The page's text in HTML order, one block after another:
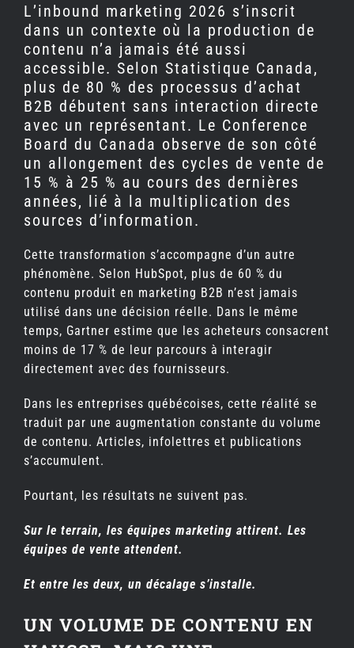
L’inbound marketing 2026 s’inscrit
dans un contexte où la production de
contenu n’a jamais été aussi
accessible. Selon Statistique Canada,
plus de 80 % des processus d’achat
B2B débutent sans interaction directe
avec un représentant. Le Conference
Board du Canada observe de son côté
un allongement des cycles de vente de
15 % à 25 % au cours des dernières
années, lié à la multiplication des
sources d’information.
Cette transformation s’accompagne d’un autre
phénomène. Selon HubSpot, plus de 60 % du
contenu produit en marketing B2B n’est jamais
utilisé dans une décision réelle. Dans le même
temps, Gartner estime que les acheteurs consacrent
moins de 17 % de leur parcours à interagir
directement avec des fournisseurs.
Dans les entreprises québécoises, cette réalité se
traduit par une augmentation constante du volume
de contenu. Articles, infolettres et publications
s’accumulent.
Pourtant, les résultats ne suivent pas.
Sur le terrain, les équipes marketing attirent. Les
équipes de vente attendent.
Et entre les deux, un décalage s’installe.
UN VOLUME DE CONTENU EN